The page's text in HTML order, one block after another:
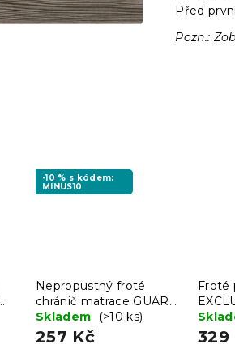
Před
Pozn.:
-10 % s kódem:
MINUS10
Nepropustný froté
chránič matrace GUARD
140 x 200 cm
Skladem (>10 ks)
257 Kč
Froté
180 x
329